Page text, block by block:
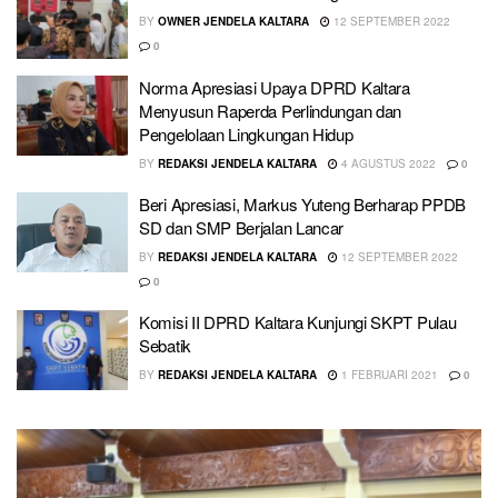
BY OWNER JENDELA KALTARA
12 SEPTEMBER 2022
0
Norma Apresiasi Upaya DPRD Kaltara
Menyusun Raperda Perlindungan dan
Pengelolaan Lingkungan Hidup
BY REDAKSI JENDELA KALTARA 4 AGUSTUS 2022 0
Beri Apresiasi, Markus Yuteng Berharap PPDB
SD dan SMP Berjalan Lancar
BY REDAKSI JENDELA KALTARA
12 SEPTEMBER 2022
0
Komisi II DPRD Kaltara Kunjungi SKPT Pulau
Sebatik
BY REDAKSI JENDELA KALTARA 1 FEBRUARI 2021 0